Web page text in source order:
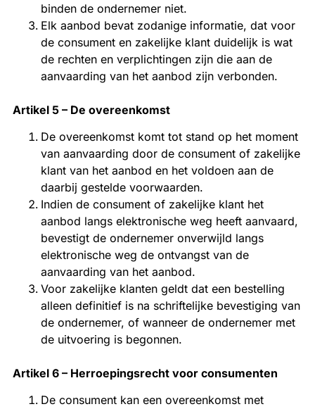
binden de ondernemer niet.
Elk aanbod bevat zodanige informatie, dat voor
de consument en zakelijke klant duidelijk is wat
de rechten en verplichtingen zijn die aan de
aanvaarding van het aanbod zijn verbonden.
Artikel 5 – De overeenkomst
De overeenkomst komt tot stand op het moment
van aanvaarding door de consument of zakelijke
klant van het aanbod en het voldoen aan de
daarbij gestelde voorwaarden.
Indien de consument of zakelijke klant het
aanbod langs elektronische weg heeft aanvaard,
bevestigt de ondernemer onverwijld langs
elektronische weg de ontvangst van de
aanvaarding van het aanbod.
Voor zakelijke klanten geldt dat een bestelling
alleen definitief is na schriftelijke bevestiging van
de ondernemer, of wanneer de ondernemer met
de uitvoering is begonnen.
Artikel 6 – Herroepingsrecht voor consumenten
De consument kan een overeenkomst met